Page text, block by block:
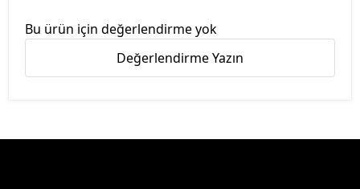
Bu ürün için değerlendirme yok
Değerlendirme Yazın